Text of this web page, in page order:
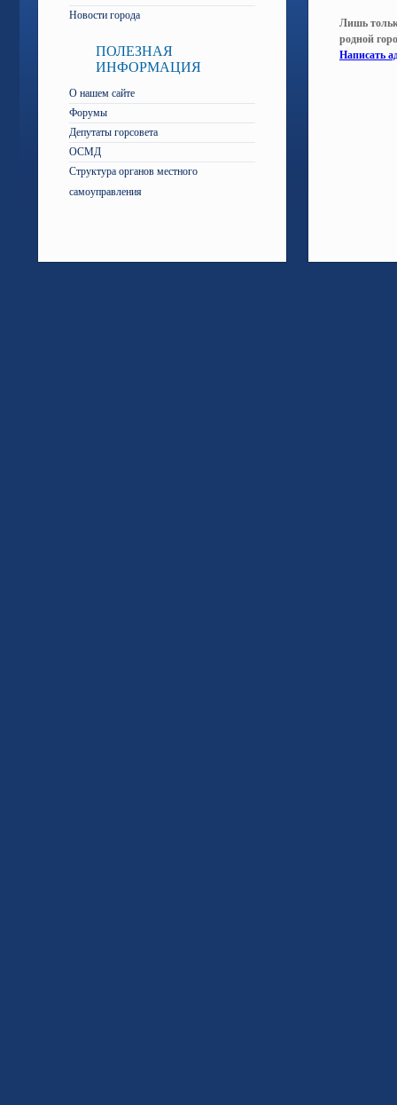
Новости города
ПОЛЕЗНАЯ
ИНФОРМАЦИЯ
О нашем сайте
Форумы
Депутаты горсовета
ОСМД
Структура органов местного
самоуправления
Лишь
родной
Написать